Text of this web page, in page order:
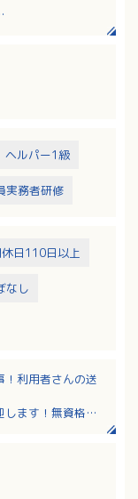
者あり、平均は介
ヘルパー1級
実務者研修
日110日以上
なし
！利用者さんの送
します！無資格の
的に勤務ができ